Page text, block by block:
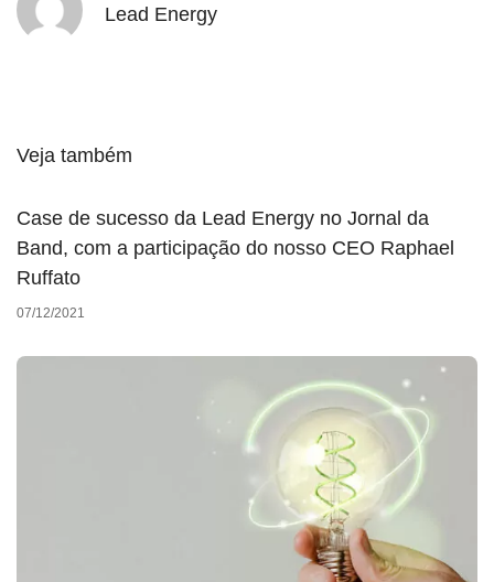
Lead Energy
Veja também
Case de sucesso da Lead Energy no Jornal da
Band, com a participação do nosso CEO Raphael
Ruffato
07/12/2021